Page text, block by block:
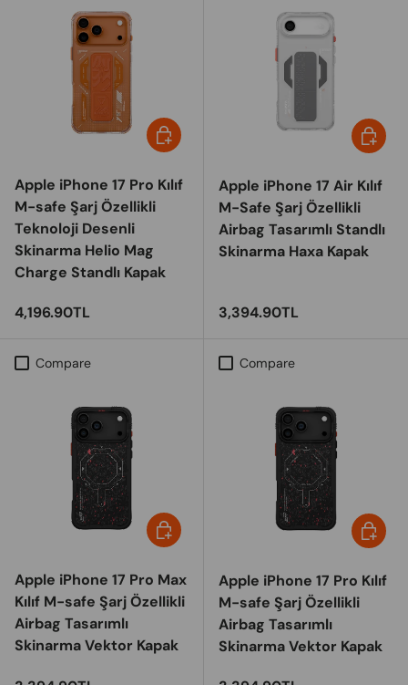
Apple iPhone 17 Pro Kılıf
M-safe Şarj Özellikli
Teknoloji Desenli
Skinarma Helio Mag
Charge Standlı Kapak
Regular price
4,196.90TL
Choose options
Apple iPhone 17 Air Kılıf
M-Safe Şarj Özellikli
Airbag Tasarımlı Standlı
Skinarma Haxa Kapak
Regular price
3,394.90TL
Compare
Apple iPhone 17 Pro Max
Kılıf M-safe Şarj Özellikli
Airbag Tasarımlı
Skinarma Vektor Kapak
Choose options
Compare
Apple iPhone 17 Pro Kılıf
M-safe Şarj Özellikli
Airbag Tasarımlı
Skinarma Vektor Kapak